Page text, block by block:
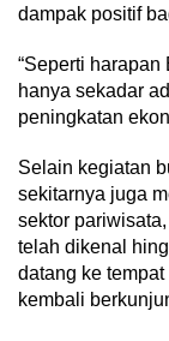
dampak positif
“Seperti
hanya sekadar
peningkatan
Selain kegiatan
sekitarnya juga
sektor
telah dikenal
datang ke
kembali